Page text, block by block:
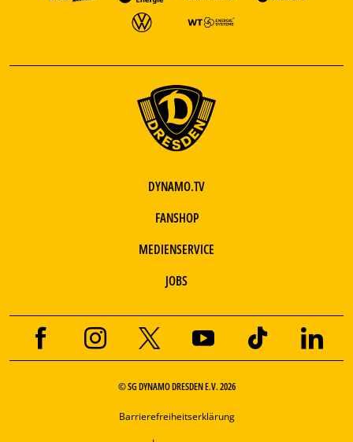
DYNAMO.TV
FANSHOP
MEDIENSERVICE
JOBS
© SG DYNAMO DRESDEN E.V. 2026
Barrierefreiheitserklärung